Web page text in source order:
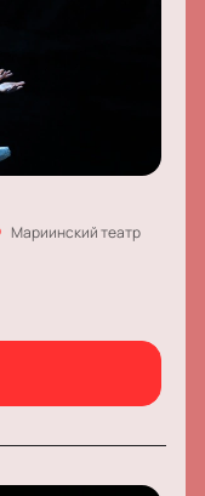
Мариинский театр